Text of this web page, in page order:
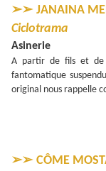
➢➢ JANAINA
Ciclotrama
Asinerie
A partir de fils et de
fantomatique
original nous rappelle
➢➢ CÔME